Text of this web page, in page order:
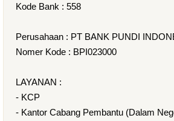
Kode Bank : 558
Perusahaan : PT BANK PUNDI
Nomer Kode : BPI023000
LAYANAN :
- KCP
- Kantor Cabang Pembantu (Dalam